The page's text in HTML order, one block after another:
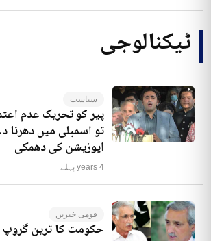
ٹیکنالوجی
سیاست
پیر کو تحریک عدم
تو اسمبلی میں دھرنا
اپوزیشن کی دھمکی
4 years پہلے
قومی خبریں
حکومت کا ترین گروپ